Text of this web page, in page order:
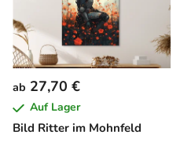
Bild Ritter im Mohnfeld
ab 27,70 €
Auf Lager